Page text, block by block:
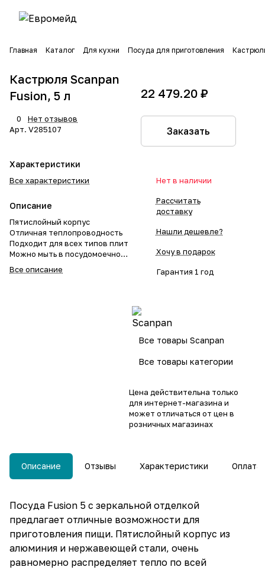
Главная Каталог Для кухни Посуда для приготовления
Кастрюля Scanpan
Fusion, 5 л
0
Нет отзывов
Арт. V285107
Характеристики
Все характеристики
Описание
Пятислойный корпус
Отличная теплопроводность
Подходит для всех типов плит
Можно мыть в посудомоечной
Можно использовать в
Все описание
22 479.20 ₽
Заказать
Нет в наличии
Рассчитать
доставку
Нашли дешевле?
Хочу в подарок
Гарантия 1 год
Все товары Scanpan
Все товары категории
Цена действительна только
для интернет-магазина и
может отличаться от цен в
розничных магазинах
Описание Отзывы Характеристики Оплата
Посуда Fusion 5 с зеркальной отделкой
предлагает отличные возможности для
приготовления пищи. Пятислойный корпус из
алюминия и нержавеющей стали, очень
равномерно распределяет тепло по всей